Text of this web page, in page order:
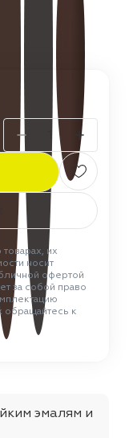
их
носит
офертой
за собой право
обращайтесь к
эмалям и